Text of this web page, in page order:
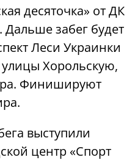
десяточка» от ДК
Дальше забег будет
Леси Украинки
Хорольскую,
Финишируют
выступили
центр «Спорт